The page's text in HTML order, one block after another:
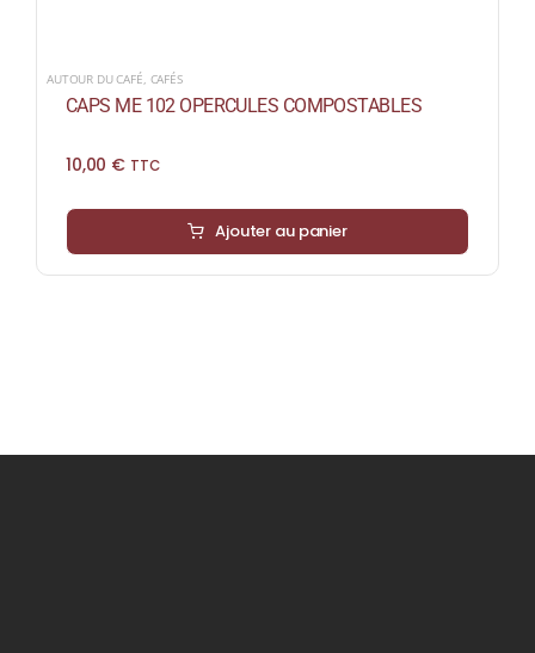
AUTOUR DU CAFÉ, CAFÉS
CAPS ME 102 OPERCULES COMPOSTABLES
10,00 € TTC
Ajouter au panier